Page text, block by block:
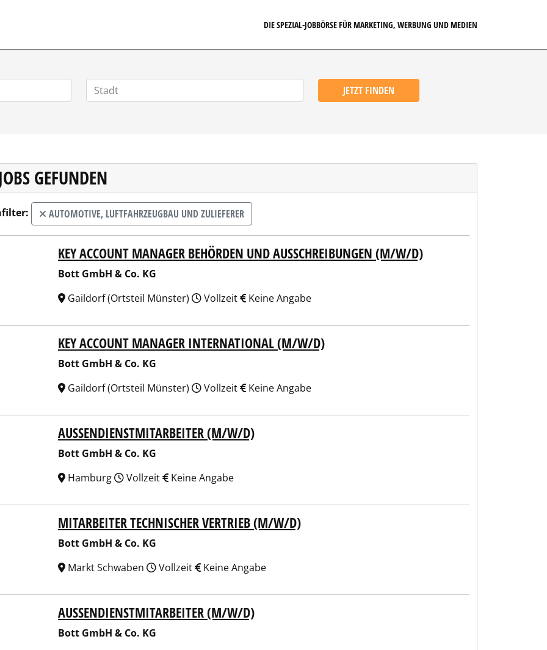
DIE SPEZIAL-JOBBÖRSE FÜR MARKETING, WERBUNG UND MEDIEN
JETZT FINDEN
GEFUNDEN
AUTOMOTIVE, LUFTFAHRZEUGBAU UND ZULIEFERER
GmbH & Co. KGKEY ACCOUNT MANAGER BEHÖRDEN UND AUSSCHREIBUNGEN (M/W/D)
Bott GmbH & Co. KG
Gaildorf (Ortsteil Münster)
Vollzeit Keine Angabe
GmbH & Co. KGKEY ACCOUNT MANAGER INTERNATIONAL (M/W/D)
Bott GmbH & Co. KG
Gaildorf (Ortsteil Münster)
Vollzeit Keine Angabe
GmbH & Co. KGAUSSENDIENSTMITARBEITER (M/W/D)
Bott GmbH & Co. KG
Hamburg
Vollzeit Keine Angabe
GmbH & Co. KGMITARBEITER TECHNISCHER VERTRIEB (M/W/D)
Bott GmbH & Co. KG
Markt Schwaben
Vollzeit Keine Angabe
GmbH & Co. KGAUSSENDIENSTMITARBEITER (M/W/D)
Bott GmbH & Co. KG